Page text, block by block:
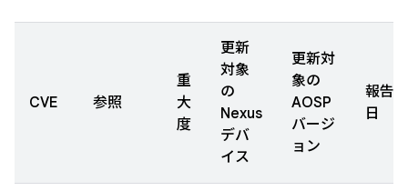
CVE 参照
重
大
度
更新
対象
の
Nexus
デバ
イス
更新対
象の
AOSP
バージ
ョン
報告
日